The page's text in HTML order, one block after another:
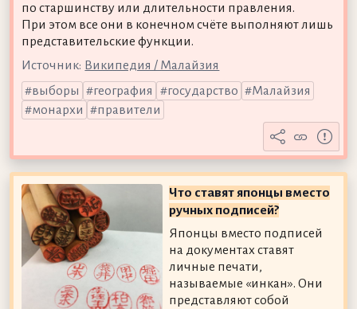
по старшинству или длительности правления.
При этом все они в конечном счёте выполняют лишь
представительские функции.
Источник: Википедия / Малайзия
выборы
география государство
Малайзия
монархи
правители
Что ставят японцы вместо
ручных подписей?
Японцы вместо подписей
на документах ставят
личные печати,
называемые «инкан». Они
представляют собой